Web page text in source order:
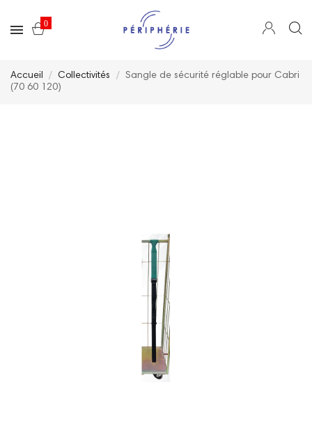
0
Accueil Collectivités
Sangle de sécurité réglable pour Cabri
(70 60 120)